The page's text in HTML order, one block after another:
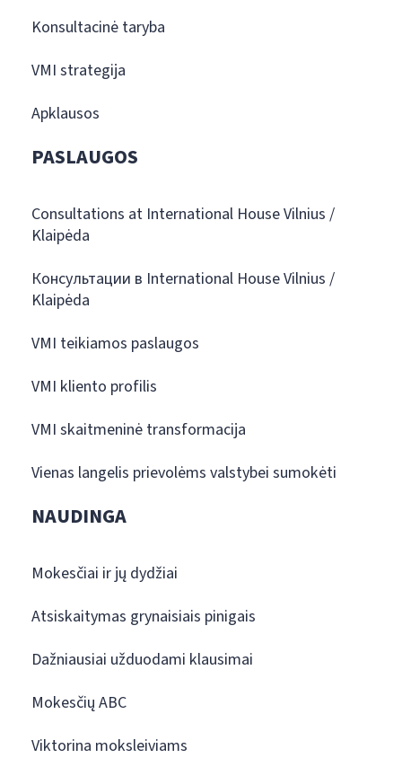
Konsultacinė taryba
VMI strategija
Apklausos
PASLAUGOS
Consultations at International House Vilnius /
Klaipėda
Консультации в International House Vilnius /
Klaipėda
VMI teikiamos paslaugos
VMI kliento profilis
VMI skaitmeninė transformacija
Vienas langelis prievolėms valstybei sumokėti
NAUDINGA
Mokesčiai ir jų dydžiai
Atsiskaitymas grynaisiais pinigais
Dažniausiai užduodami klausimai
Mokesčių ABC
Viktorina moksleiviams